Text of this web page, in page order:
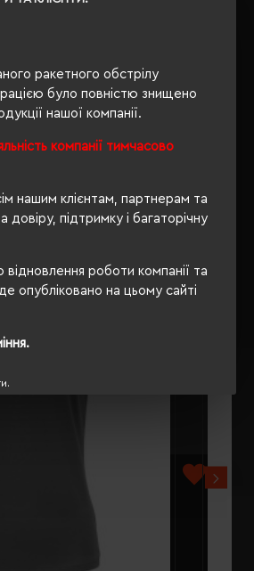
ракетного обстрілу
було повністю знищено
нашої компанії.
компанії тимчасово
нашим клієнтам, партнерам та
довіру, підтримку і багаторічну
роботи компанії та
опубліковано на цьому сайті